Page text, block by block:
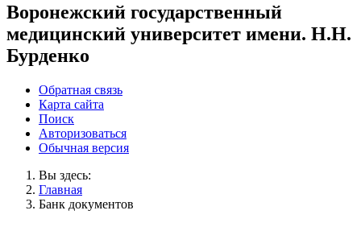
Воронежский государственный
медицинский университет имени. Н.Н.
Бурденко
Обратная связь
Карта сайта
Поиск
Авторизоваться
Обычная версия
Вы здесь:
Главная
Банк документов